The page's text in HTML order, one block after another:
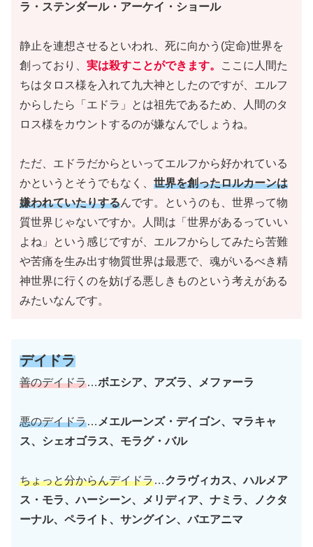
ラ・ステンダール・アーケイ・ショール
静止を連想させるといわれ、死に向かう (定命)世界を
創っており、 実は殺すことができます。
ここに人間た
ちはタロス様を入れて九大神としたのですが、エルフ
からしたら「エドラ」とは祖先であるため、人間のタ
ロス様をカウントするのが嫌なんでしょうね。
ただ、エドラだからといってエルフから好かれている
かというとそうでもなく、 世界を創ったロルカーンは
嫌われていたりするんです。というのも、世界って物
質世界じゃないですか。人間は「世界があるっていい
よね」という感じですが、エルフからしてみたら苦難
や苦痛を生み出す物質世界は最悪で、魂がいるべき精
神世界に行くのを妨げる悪しきものという考えがある
みたいなんです。
デイドラ
善のデイドラ…ボエシア、アズラ、メファーラ
悪のデイドラ… メエルーンズ・デイゴン、マラキャ
ス、シェオゴラス、モラグ・バル
ちょっと分からんデイドラ…クラヴィカス、ハルメア
ス・モラ、ハーシーン、メリディア、ナミラ、ノクタ
ーナル、ペライト、サングイン、バエアニマ